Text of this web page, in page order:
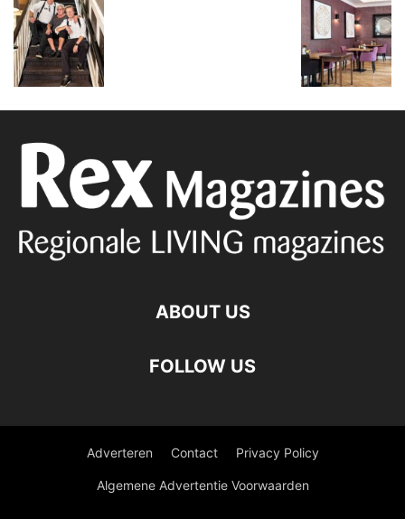
ABOUT US
FOLLOW US
Adverteren Contact Privacy Policy
Algemene Advertentie Voorwaarden